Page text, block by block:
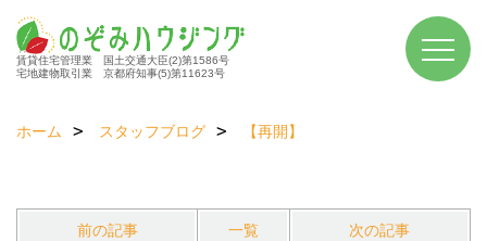
賃貸住宅管理業 国土交通大臣(2)第1586号
宅地建物取引業 京都府知事(5)第11623号
ホーム スタッフブログ 【再開】
前の記事 一覧 次の記事